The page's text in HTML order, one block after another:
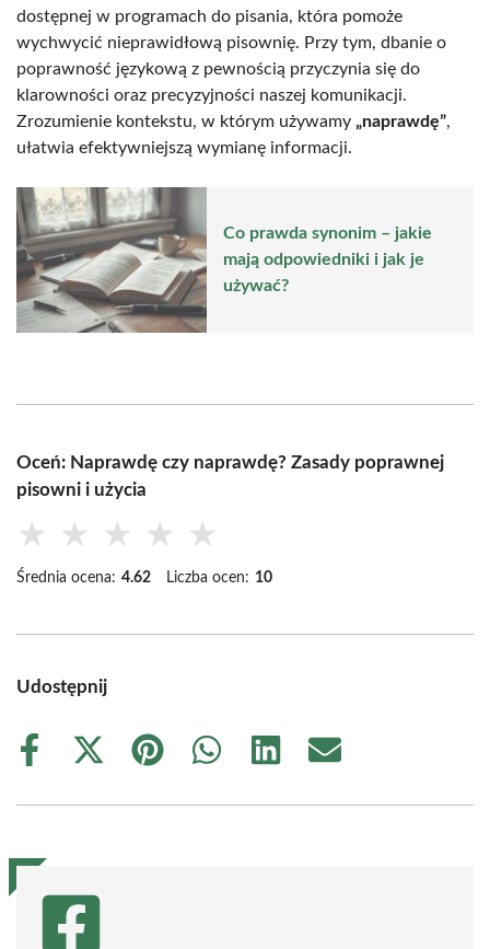
dostępnej w programach do pisania, która pomoże
wychwycić nieprawidłową pisownię. Przy tym, dbanie o
poprawność językową z pewnością przyczynia się do
klarowności oraz precyzyjności naszej komunikacji.
Zrozumienie kontekstu, w którym używamy „naprawdę”,
ułatwia efektywniejszą wymianę informacji.
Co prawda synonim – jakie
mają odpowiedniki i jak je
używać?
Oceń: Naprawdę czy naprawdę? Zasady poprawnej
pisowni i użycia
★ ★ ★ ★ ★
Średnia ocena: 4.62 Liczba ocen: 10
Udostępnij
Share
Share
(Twitter)
Share
Share
Share
Share